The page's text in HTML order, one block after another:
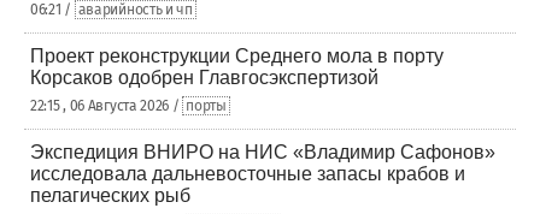
06:21 / аварийность и чп
Проект реконструкции Среднего мола в порту
Корсаков одобрен Главгосэкспертизой
22:15 , 06 Августа 2026 / порты
Экспедиция ВНИРО на НИС «Владимир Сафонов»
исследовала дальневосточные запасы крабов и
пелагических рыб